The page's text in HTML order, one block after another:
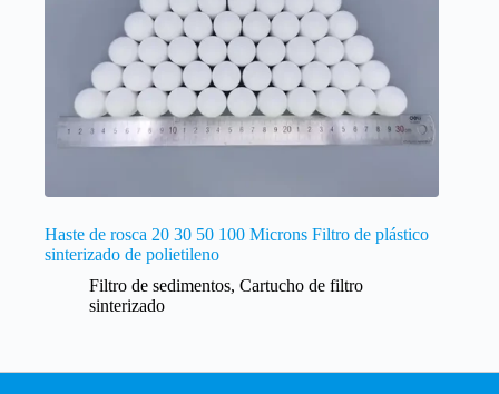
Haste de rosca 20 30 50 100 Microns Filtro de plástico
sinterizado de polietileno
Filtro de sedimentos, Cartucho de filtro
sinterizado